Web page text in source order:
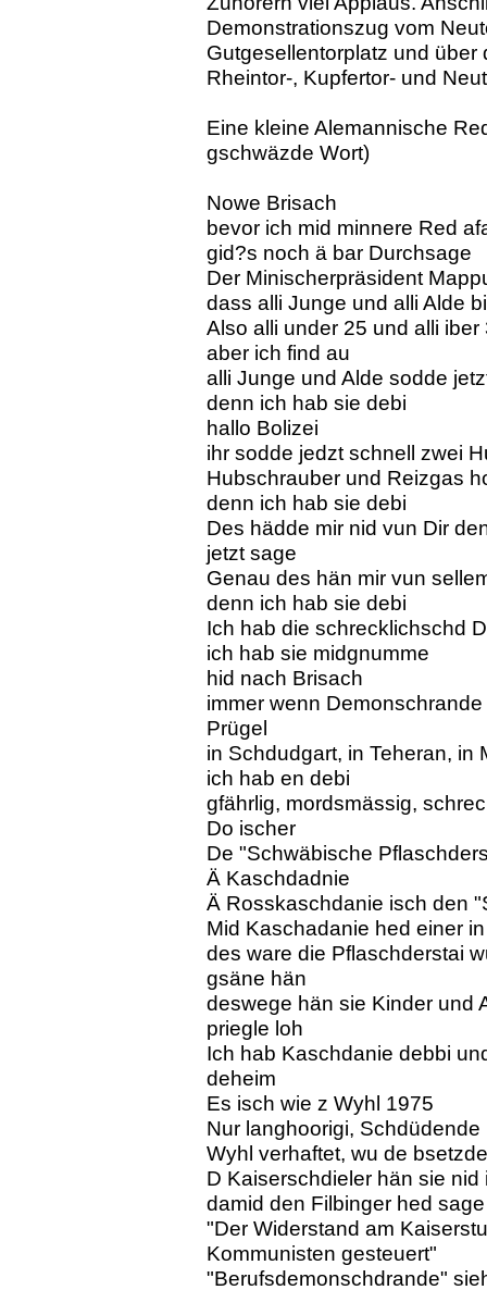
Demonstrationszug vom
Gutgesellentorplatz und
Rheintor-, Kupfertor- und
Eine kleine Alemannische
gschwäzde Wort)
Nowe Brisach
bevor ich mid minnere Red
gid?s noch ä bar Durchsage
Der Minischerpräsident
dass alli Junge und alli Alde
Also alli under 25 und alli
aber ich find au
alli Junge und Alde sodde
denn ich hab sie debi
hallo Bolizei
ihr sodde jedzt schnell zwei
Hubschrauber und Reizgas
denn ich hab sie debi
Des hädde mir nid vun Dir
jetzt sage
Genau des hän mir vun
denn ich hab sie debi
Ich hab die schrecklichschd
ich hab sie midgnumme
hid nach Brisach
immer wenn
Prügel
in Schdudgart, in Teheran, in
ich hab en debi
gfährlig, mordsmässig,
Do ischer
De "Schwäbische
Ä Kaschdadnie
Ä Rosskaschdanie isch den
Mid Kaschadanie hed einer
des ware die Pflaschderstai
gsäne hän
deswege hän sie Kinder und
priegle loh
Ich hab Kaschdanie debbi
deheim
Es isch wie z Wyhl 1975
Nur langhoorigi,
Wyhl verhaftet, wu de
D Kaiserschdieler hän sie nid
damid den Filbinger hed
"Der Widerstand am
Kommunisten gesteuert"
"Berufsdemonschdrande"